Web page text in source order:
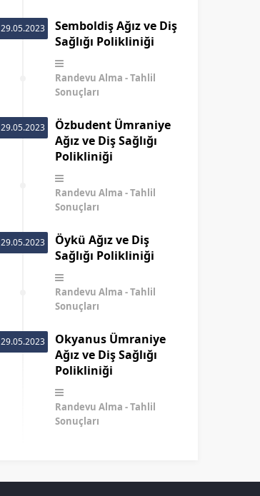
29.05.2023
Semboldiş Ağız ve Diş
Sağlığı Polikliniği
Randevu Alma
Tahlil
Sonuçları
29.05.2023
Özbudent Ümraniye
Ağız ve Diş Sağlığı
Polikliniği
Randevu Alma
Tahlil
Sonuçları
29.05.2023
Öykü Ağız ve Diş
Sağlığı Polikliniği
Randevu Alma
Tahlil
Sonuçları
29.05.2023
Okyanus Ümraniye
Ağız ve Diş Sağlığı
Polikliniği
Randevu Alma
Tahlil
Sonuçları